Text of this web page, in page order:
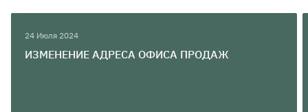
24 Июля 2024
ИЗМЕНЕНИЕ АДРЕСА ОФИСА ПРОДАЖ